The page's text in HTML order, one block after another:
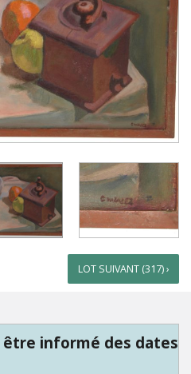
LOT SUIVANT (317) ›
informé des dates